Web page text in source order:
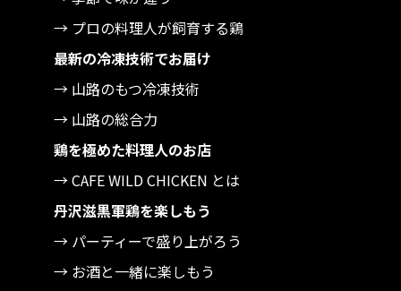
→ プロの料理人が飼育する鶏
最新の冷凍技術でお届け
→ 山路のもつ冷凍技術
→ 山路の総合力
鶏を極めた料理人のお店
→ CAFE WILD CHICKEN とは
丹沢滋黒軍鶏を楽しもう
→ パーティーで盛り上がろう
→ お酒と一緒に楽しもう